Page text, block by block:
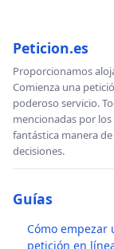
Peticion.es
Proporcionamos
Comienza una
poderoso servicio.
mencionadas por
fantástica manera
decisiones.
Guías
Cómo empezar
petición en